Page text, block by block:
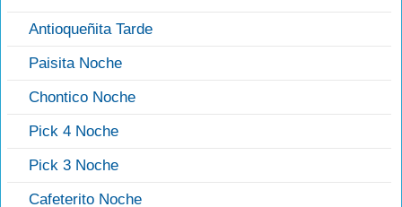
Antioqueñita Tarde
Paisita Noche
Chontico Noche
Pick 4 Noche
Pick 3 Noche
Cafeterito Noche